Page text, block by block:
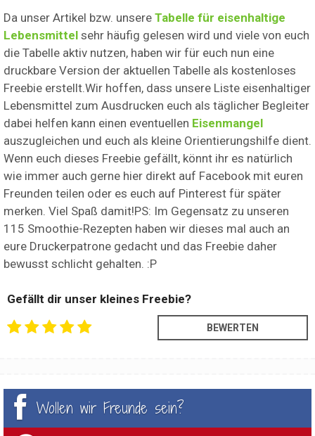
Da unser Artikel bzw. unsere Tabelle für eisenhaltige
Lebensmittel sehr häufig gelesen wird und viele von euch
die Tabelle aktiv nutzen, haben wir für euch nun eine
druckbare Version der aktuellen Tabelle als kostenloses
Freebie erstellt.Wir hoffen, dass unsere Liste eisenhaltiger
Lebensmittel zum Ausdrucken euch als täglicher Begleiter
dabei helfen kann einen eventuellen Eisenmangel
auszugleichen und euch als kleine Orientierungshilfe dient.
Wenn euch dieses Freebie gefällt, könnt ihr es natürlich
wie immer auch gerne hier direkt auf Facebook mit euren
Freunden teilen oder es euch auf Pinterest für später
merken. Viel Spaß damit!PS: Im Gegensatz zu unseren
115 Smoothie-Rezepten haben wir dieses mal auch an
eure Druckerpatrone gedacht und das Freebie daher
bewusst schlicht gehalten. :P
Gefällt dir unser kleines Freebie?
Wollen wir Freunde sein?